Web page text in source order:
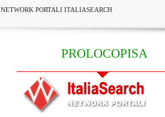
NETWORK PORTALI ITALIASEARCH
PROLOCOPISA